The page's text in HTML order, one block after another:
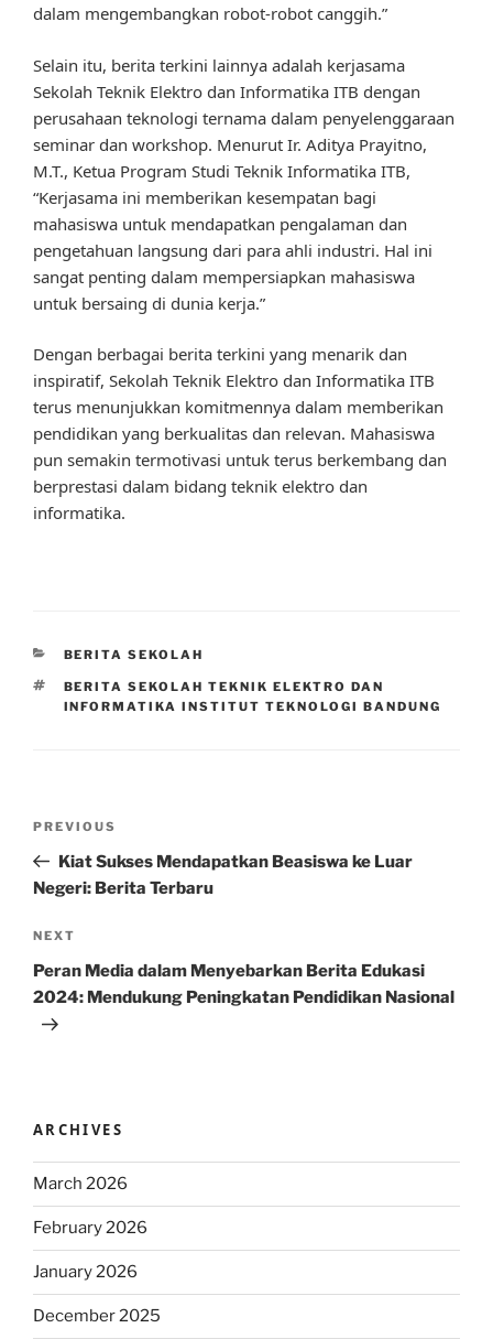
dalam mengembangkan robot-robot canggih.”
Selain itu, berita terkini lainnya adalah kerjasama
Sekolah Teknik Elektro dan Informatika ITB dengan
perusahaan teknologi ternama dalam penyelenggaraan
seminar dan workshop. Menurut Ir. Aditya Prayitno,
M.T., Ketua Program Studi Teknik Informatika ITB,
“Kerjasama ini memberikan kesempatan bagi
mahasiswa untuk mendapatkan pengalaman dan
pengetahuan langsung dari para ahli industri. Hal ini
sangat penting dalam mempersiapkan mahasiswa
untuk bersaing di dunia kerja.”
Dengan berbagai berita terkini yang menarik dan
inspiratif, Sekolah Teknik Elektro dan Informatika ITB
terus menunjukkan komitmennya dalam memberikan
pendidikan yang berkualitas dan relevan. Mahasiswa
pun semakin termotivasi untuk terus berkembang dan
berprestasi dalam bidang teknik elektro dan
informatika.
CATEGORIES
BERITA SEKOLAH
TAGS
BERITA SEKOLAH TEKNIK ELEKTRO DAN
INFORMATIKA INSTITUT TEKNOLOGI BANDUNG
Previous
Post
PREVIOUS
Kiat Sukses Mendapatkan Beasiswa ke Luar
Negeri: Berita Terbaru
Next
Post
NEXT
Peran Media dalam Menyebarkan Berita Edukasi
2024: Mendukung Peningkatan Pendidikan Nasional
ARCHIVES
March 2026
February 2026
January 2026
December 2025